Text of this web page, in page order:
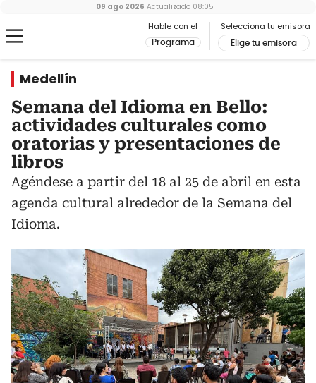
Hable con el
Programa
Selecciona tu emisora
Elige tu emisora
09 ago 2026 Actualizado 08:05
Medellín
Semana del Idioma en Bello:
actividades culturales como
oratorias y presentaciones de
libros
Agéndese a partir del 18 al 25 de abril en esta
agenda cultural alrededor de la Semana del
Idioma.